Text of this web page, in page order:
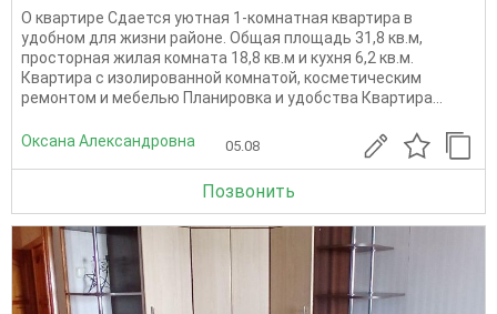
О квартире Сдается уютная 1-комнатная квартира в
удобном для жизни районе. Общая площадь 31,8 кв.м,
просторная жилая комната 18,8 кв.м и кухня 6,2 кв.м.
Квартира с изолированной комнатой, косметическим
ремонтом и мебелью Планировка и удобства Квартира...
Оксана Александровна 05.08
Позвонить